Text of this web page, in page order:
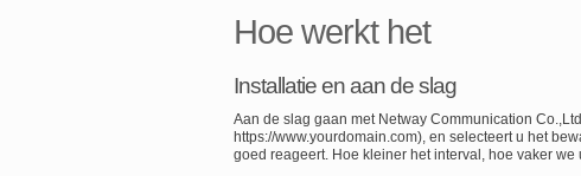
Hoe werkt het
Installatie en aan de slag
Aan de slag gaan met Netway Communication
https://www.yourdomain.com), en selecteert u het
goed reageert. Hoe kleiner het interval, hoe vaker we